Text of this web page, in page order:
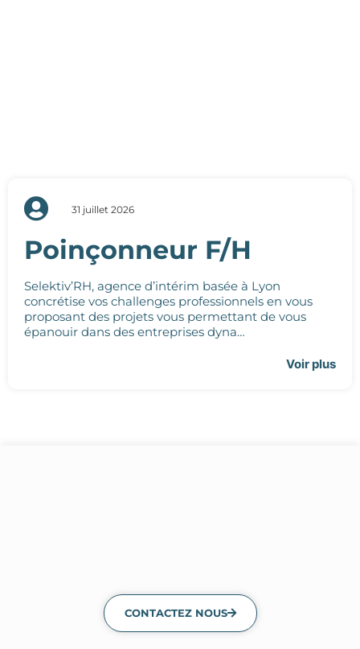
31 juillet 2026
Poinçonneur F/H
Selektiv’RH, agence d’intérim basée à Lyon
concrétise vos challenges professionnels en vous
proposant des projets vous permettant de vous
épanouir dans des entreprises dyna…
Voir plus
CONTACTEZ NOUS